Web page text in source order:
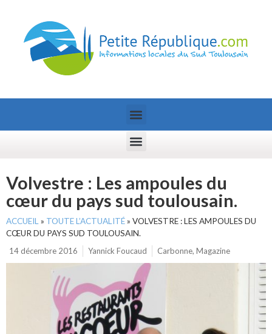
Volvestre : Les ampoules du
cœur du pays sud toulousain.
ACCUEIL » TOUTE L’ACTUALITÉ» VOLVESTRE : LES AMPOULES DU
CŒUR DU PAYS SUD TOULOUSAIN.
14 décembre 2016
Yannick Foucaud Carbonne, Magazine